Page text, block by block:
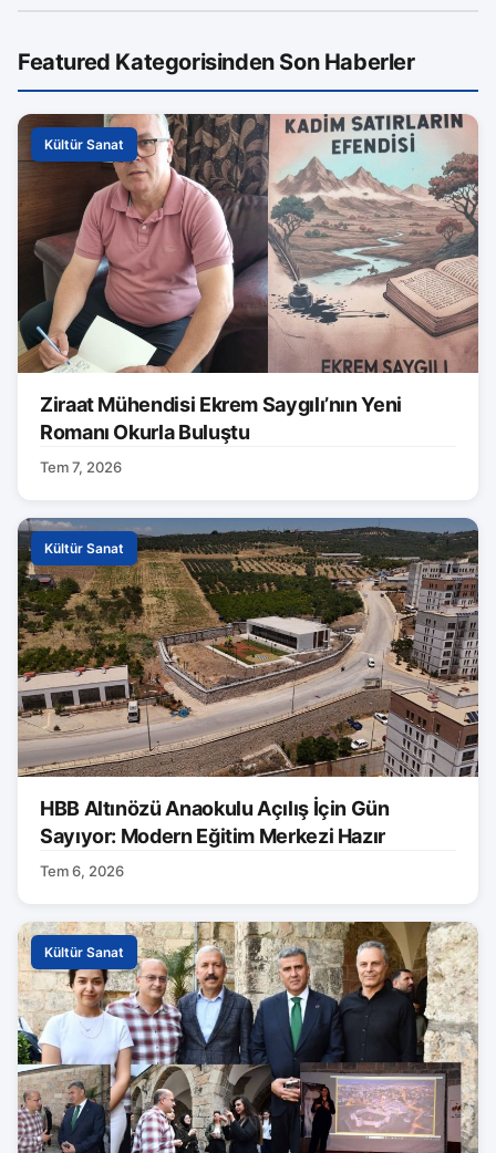
Featured Kategorisinden Son Haberler
Kültür Sanat
Ziraat Mühendisi Ekrem Saygılı’nın Yeni
Romanı Okurla Buluştu
Tem 7, 2026
Kültür Sanat
HBB Altınözü Anaokulu Açılış İçin Gün
Sayıyor: Modern Eğitim Merkezi Hazır
Tem 6, 2026
Kültür Sanat